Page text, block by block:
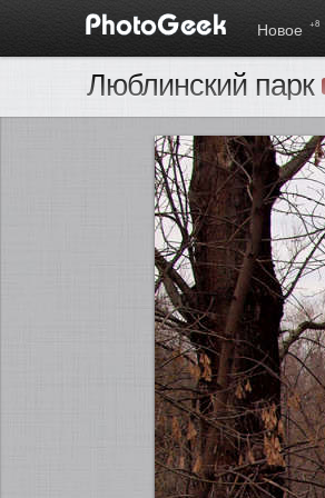
Новое +8
Люблинский парк